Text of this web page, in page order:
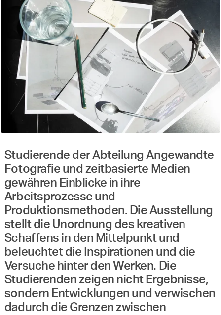
Studierende der Abteilung Angewandte
Fotografie und zeitbasierte Medien
gewähren Einblicke in ihre
Arbeitsprozesse und
Produktionsmethoden. Die Ausstellung
stellt die Unordnung des kreativen
Schaffens in den Mittelpunkt und
beleuchtet die Inspirationen und die
Versuche hinter den Werken. Die
Studierenden zeigen nicht Ergebnisse,
sondern Entwicklungen und verwischen
dadurch die Grenzen zwischen